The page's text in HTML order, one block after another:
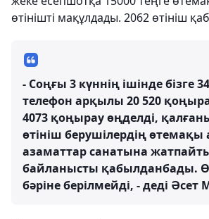
өтінішті мақұлдады. 2062 өтініш
- Соңғы 3 күннің ішінде бізге
телефон арқылы 20 520
4073 қоңырау өңделді,
өтініш берушілердің
азаматтар санатына
байланысты қабылданбады.
бәріне берілмейді, - деді Әсет